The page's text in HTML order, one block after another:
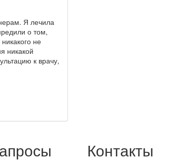
Я лечила
о том,
не
никакой
к врачу,
Контакты